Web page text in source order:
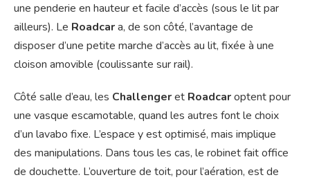
une penderie en hauteur et facile d’accès (sous le lit par
ailleurs). Le Roadcara, de son côté, l’avantage de
disposer d’une petite marche d’accès au lit, fixée à une
cloison amovible (coulissante sur rail).
Côté salle d’eau, les Challengeret Roadcaroptent pour
une vasque escamotable, quand les autres font le choix
d’un lavabo fixe. L’espace y est optimisé, mais implique
des manipulations. Dans tous les cas, le robinet fait office
de douchette. L’ouverture de toit, pour l’aération, est de